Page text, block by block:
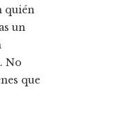
quién
un
No
que